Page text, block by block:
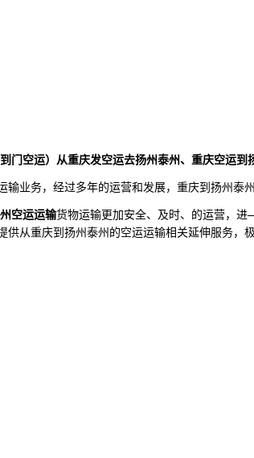
门空运）从重庆发空运去扬州泰州、 重庆空运到
输业务，经过多年的运营和发展， 重庆到扬州泰
空运运输货物运输更加安全、及时、的运营，
供从重庆到扬州泰州的空运运输相关延伸服务，